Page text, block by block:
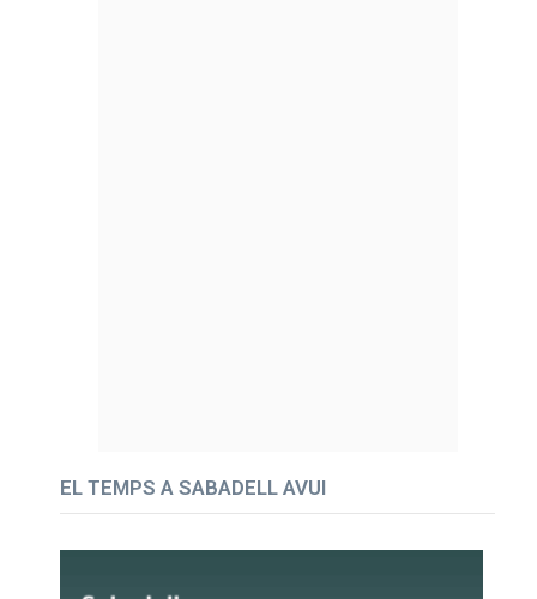
EL TEMPS A SABADELL AVUI